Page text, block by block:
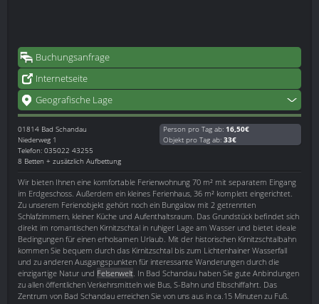
Buchungsanfrage
Internetseite
Geografische Lage
01814 Bad Schandau
Niederweg 1
Telefon: 035022 43255
8 Betten + zusätzlich Aufbettung
Person pro Tag ab: 16,50€
Objekt pro Tag ab: 33€
Wir bieten Ihnen eine komfortable Ferienwohnung 70 m² mit separatem Eingang
im Erdgeschoss. Außerdem ein kleines Ferienhaus, 36 m² komplett eingerichtet.
Zu unserem Ferienobjekt gehört noch ein Bungalow mit 2 getrennten
Schlafzimmern, kleiner Küche und Aufenthaltsraum. Das Grundstück befindet sich
direkt im romantischen Kirnitzschtal in ruhiger Lage am Wasser und bietet ideale
Bedingungen für einen erholsamen Urlaub. Mit der historischen Kirnitzschtalbahn
kommen Sie bequem durch das Kirnitzschtal bis zum Lichtenhainer Wasserfall
und zu anderen Ausgangspunkten für interessante Wanderungen durch die
einzigartige Natur und Felsenwelt . In Bad Schandau haben Sie gute Anbindungen
zu allen öffentlichen Verkehrsmitteln wie Bus, S-Bahn und Elbschiffahrt. Das
Zentrum von Bad Schandau erreichen Sie von uns aus in ca.15 Minuten zu Fuß.